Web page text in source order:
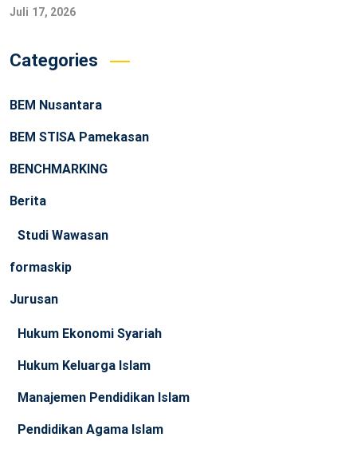
Juli 17, 2026
Categories
BEM Nusantara
BEM STISA Pamekasan
BENCHMARKING
Berita
Studi Wawasan
formaskip
Jurusan
Hukum Ekonomi Syariah
Hukum Keluarga Islam
Manajemen Pendidikan Islam
Pendidikan Agama Islam